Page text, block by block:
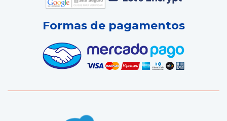
Formas de pagamentos